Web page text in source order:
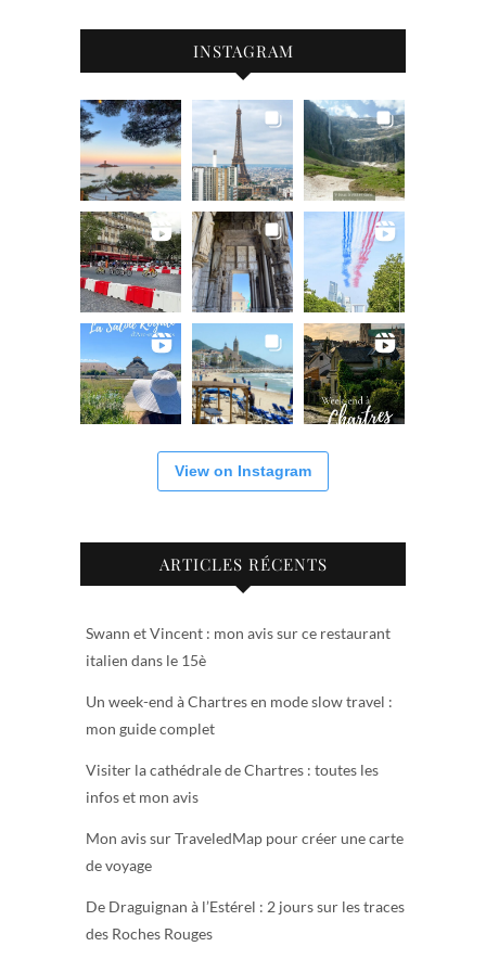
INSTAGRAM
View on Instagram
ARTICLES RÉCENTS
Swann et Vincent : mon avis sur ce restaurant
italien dans le 15è
Un week-end à Chartres en mode slow travel :
mon guide complet
Visiter la cathédrale de Chartres : toutes les
infos et mon avis
Mon avis sur TraveledMap pour créer une carte
de voyage
De Draguignan à l’Estérel : 2 jours sur les traces
des Roches Rouges